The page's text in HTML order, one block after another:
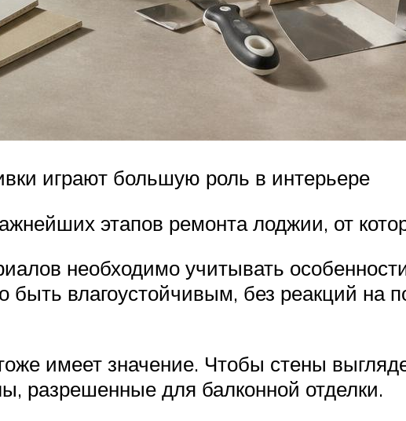
играют большую роль в интерьере
этапов ремонта лоджии, от
необходимо учитывать
быть влагоустойчивым, без реакций на
имеет значение. Чтобы стены
разрешенные для балконной отделки.